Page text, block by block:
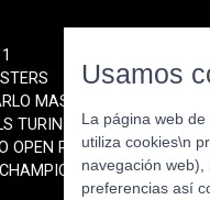
MASTERS
TURIN
OPEN ROTTERDAM
Usamos
La página web
utiliza cookies\n
navegación
preferencias así